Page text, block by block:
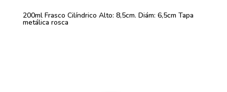
200ml Frasco Cilíndrico Alto: 8,5cm. Diám: 6,5cm Tapa
metálica rosca